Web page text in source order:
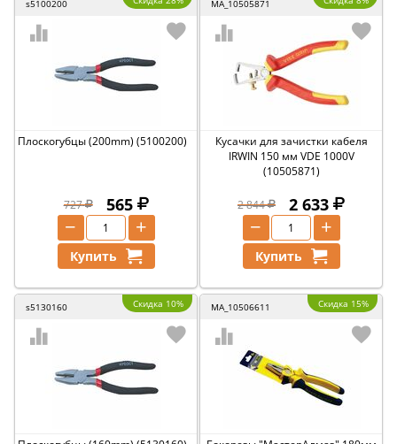
s5100200
Плоскогубцы (200mm) (5100200)
727 565
+
−
Купить
MA_10505871
Кусачки для зачистки кабеля
IRWIN 150 мм VDE 1000V
(10505871)
2 844 2 633
+
−
Купить
s5130160 Скидка 10% MA_10506611 Скидка 15%